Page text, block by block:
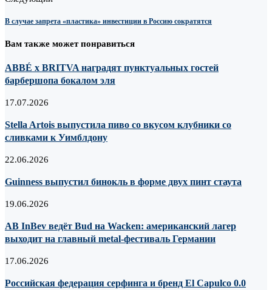
В случае запрета «пластика» инвестиции в Россию сократятся
Вам также может понравиться
ABBÉ х BRITVA наградят пунктуальных гостей
барбершопа бокалом эля
17.07.2026
Stella Artois выпустила пиво со вкусом клубники со
сливками к Уимблдону
22.06.2026
Guinness выпустил бинокль в форме двух пинт стаута
19.06.2026
AB InBev ведёт Bud на Wacken: американский лагер
выходит на главный metal-фестиваль Германии
17.06.2026
Российская федерация серфинга и бренд El Capulco 0.0